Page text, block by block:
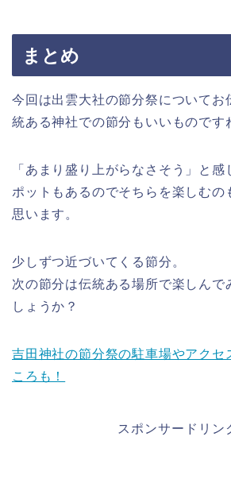
まとめ
今回は出雲大社の節分祭についてお
統ある神社での節分もいいものです
「あまり盛り上がらなさそう」と感
ポットもあるのでそちらを楽しむの
思います。
少しずつ近づいてくる節分。
次の節分は伝統ある場所で楽しんで
しょうか？
吉田神社の節分祭の駐車場やアクセ
ころも！
スポンサードリン